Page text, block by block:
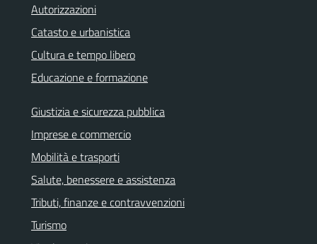
Autorizzazioni
Catasto e urbanistica
Cultura e tempo libero
Educazione e formazione
Giustizia e sicurezza pubblica
Imprese e commercio
Mobilità e trasporti
Salute, benessere e assistenza
Tributi, finanze e contravvenzioni
Turismo